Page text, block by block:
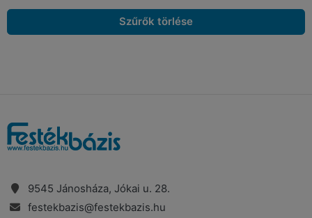
Szűrők törlése
9545 Jánosháza, Jókai u. 28.
festekbazis@festekbazis.hu